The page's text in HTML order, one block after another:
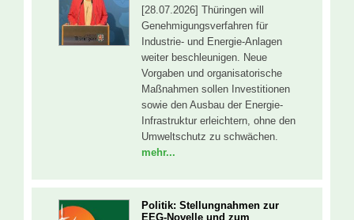
[28.07.2026] Thüringen will
Genehmigungsverfahren für
Industrie- und Energie-Anlagen
weiter beschleunigen. Neue
Vorgaben und organisatorische
Maßnahmen sollen Investitionen
sowie den Ausbau der Energie-
Infrastruktur erleichtern, ohne den
Umweltschutz zu schwächen.
mehr...
Politik: Stellungnahmen zur
EEG-Novelle und zum